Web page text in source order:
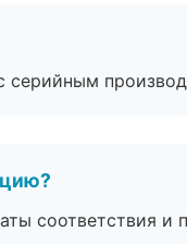
серийным
соответствия и